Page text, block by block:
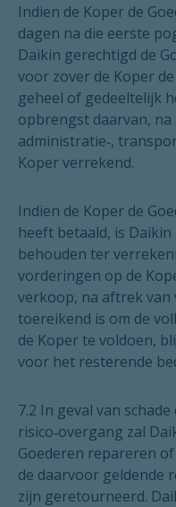
Indien de Koper de
dagen na die eerste
Daikin gerechtigd de
voor zover de Koper
geheel of gedeeltelijk
opbrengst daarvan, na
administratie‑,
Koper verrekend.
Indien de Koper de
heeft betaald, is
behouden ter
vorderingen op de
verkoop, na aftrek
toereikend is om de
de Koper te voldoen,
voor het resterende
7.2 In geval van
risico‑overgang zal
Goederen repareren
de daarvoor geldende
zijn geretourneerd.